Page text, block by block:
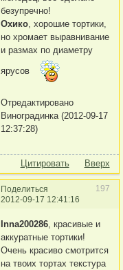
безупречно!
Охико , хорошие тортики,
но хромает выравнивание
и размах по диаметру
ярусов
Отредактировано
Виноградинка (2012-09-17
12:37:28)
Цитировать Вверх
Поделиться
197
2012-09-17 12:41:16
Inna200286 , красивые и
аккуратные тортики!
Очень красиво смотрится
на твоих тортах текстура